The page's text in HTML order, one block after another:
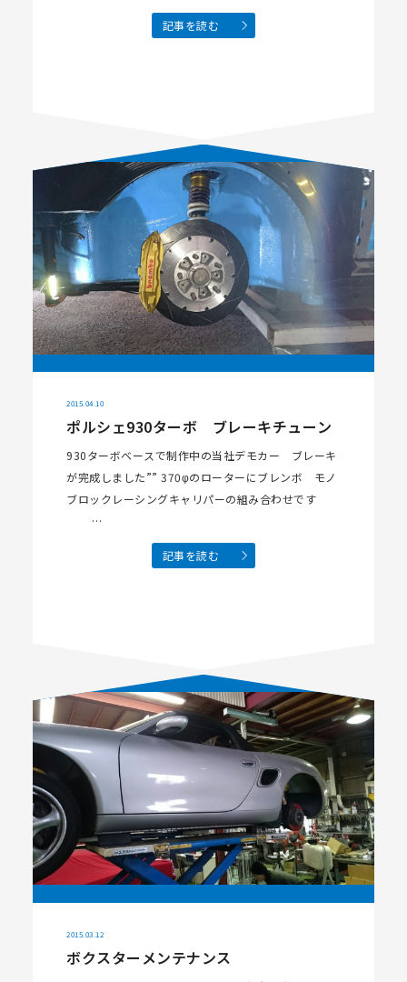
とりあえず現状は不…
記事を読む
2015.04.10
ポルシェ930ターボ ブレーキチューン
930ターボベースで制作中の当社デモカー ブレーキ
が完成しました”” 370φのローターにブレンボ モノ
ブロックレーシングキャリパーの組み合わせです
…
記事を読む
2015.03.12
ボクスターメンテナンス